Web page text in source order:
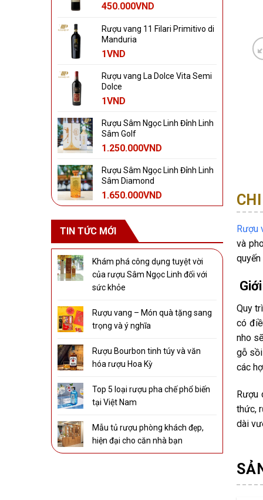
Rượu
và
Quy
có
nho
gỗ
các
Rượu
thức,
dài
450.000VND
Rượu vang 11 Filari Primitivo di
Manduria
1VND
Rượu vang La Dolce Vita Semi
Dolce
1VND
Rượu Sâm Ngọc Linh Đỉnh Linh
Sâm Golf
1.250.000VND
Rượu Sâm Ngọc Linh Đỉnh Linh
Sâm Diamond
1.650.000VND
TIN TỨC MỚI
Khám phá công dụng tuyệt vời
của rượu Sâm Ngọc Linh đối với
sức khỏe
Rượu vang – Món quà tặng sang
trọng và ý nghĩa
Rượu Bourbon tinh túy và văn
hóa rượu Hoa Kỳ
Top 5 loại rượu pha chế phổ biến
tại Việt Nam
Mẫu tủ rượu phòng khách đẹp,
hiện đại cho căn nhà bạn